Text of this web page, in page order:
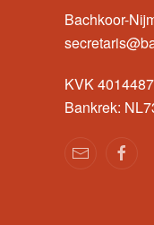
Bachkoor-
KVK
Bankrek: